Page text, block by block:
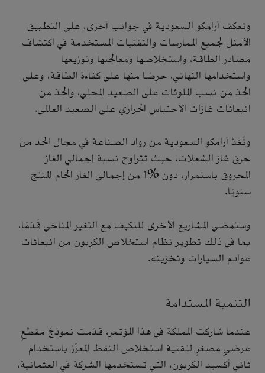
وتعكف أرامكو السعودية في جوانب أخرى، على التطبيق
الأمثل لجميع الممارسات والتقنيات المستخدمة في اكتشاف
مصادر الطاقة، واستخلاصها ومعالجتها وتوزيعها
واستخدامها النهائي، حرصًا منها على كفاءة الطاقة، وعلى
الحدّ من نسب الملوثات على الصعيد المحلي، والحدّ من
انبعاثات غازات الاحتباس الحراري على الصعيد العالمي.
وتُعَدُّ أرامكو السعودية من رواد الصناعة في مجال الحد من
حرق غاز الشعلات، حيث تتراوح نسبة إجمالي الغاز
المحروق باستمرار، دون %1 من إجمالي الغاز الخام المنتج
سنويًا.
وستمضي المشاريع الأخرى للتكيف مع التغير المناخي قُدُمًا،
بما في ذلك تطوير نظام استخلاص الكربون من انبعاثات
عوادم السيارات وتخزينه.
التنمية المستدامة
عندما شاركت المملكة في هذا المؤتمر، قدّمت نموذجَ مقطعٍ
عرضيٍ مصغرٍ لتقنية استخلاص النفط المعزّز باستخدام
ثاني أكسيد الكربون، التي تستخدمها الشركة في العثمانية،